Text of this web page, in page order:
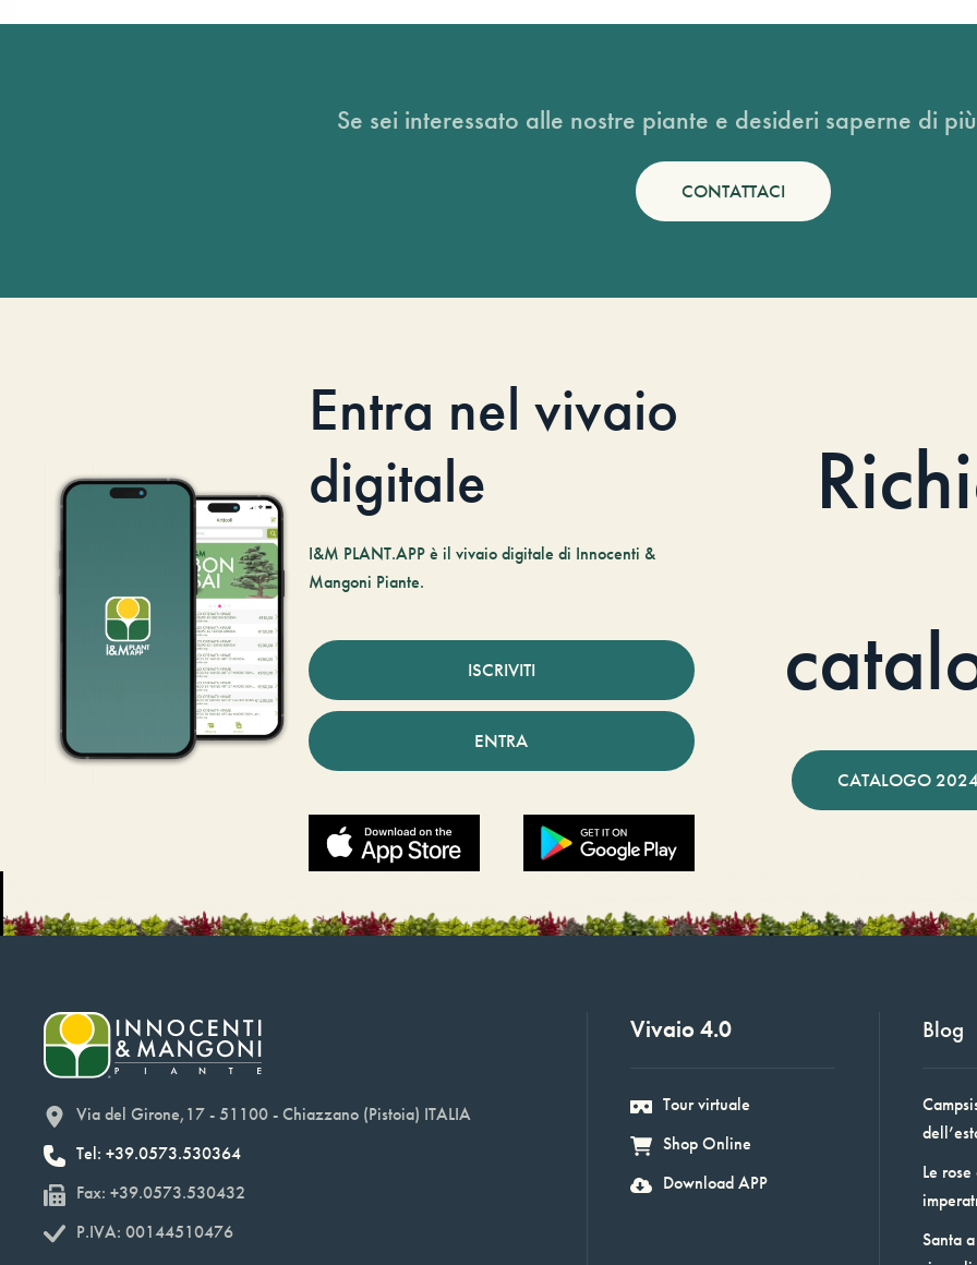
Se sei interessato alle nostre piante e desideri saperne di
CONTATTACI
Entra nel vivaio
digitale
I&M PLANT.APP è il vivaio digitale di Innocenti &
Mangoni Piante.
ISCRIVITI
ENTRA
CATALOGO
Via del Girone,17 - 51100 - Chiazzano (Pistoia) ITALIA
Tel: +39.0573.530364
Fax: +39.0573.530432
P.IVA: 00144510476
Vivaio 4.0
Tour virtuale
Shop Online
Download APP
Blog
Le
Santa